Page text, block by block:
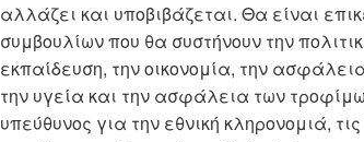
αλλάζει και υποβιβάζεται. Θα είναι
συμβουλίων που θα συστήνουν την
εκπαίδευση, την οικονομία, την ασφάλεια
την υγεία και την ασφάλεια των
υπεύθυνος για την εθνική κληρονομιά,